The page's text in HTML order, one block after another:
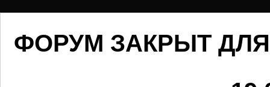
ФОРУМ ЗАКРЫТ